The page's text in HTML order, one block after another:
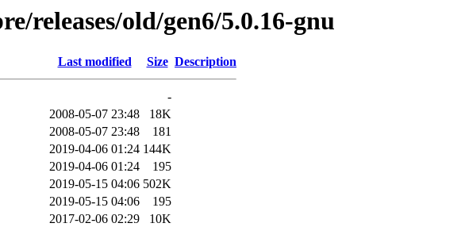
releases/old/gen6/5.0.16-gnu
Last modified Size Description
-
2008-05-07 23:48
18K
2008-05-07 23:48
181
2019-04-06 01:24 144K
2019-04-06 01:24
195
2019-05-15 04:06 502K
2019-05-15 04:06
195
2017-02-06 02:29
10K